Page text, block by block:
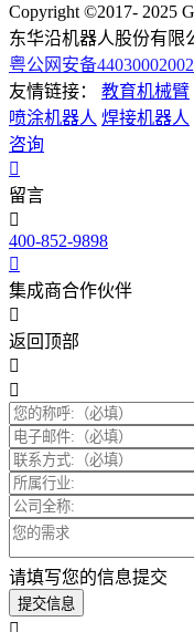
Copyright ©2017- 2025
东华沿机器人股份有
粤公网安备
友情链接：
教育机械臂
喷涂机器人 焊接机器人
咨询
留言
400-852-9898
集成商合作伙伴
返回顶部
请填写您的信息提交
提交信息